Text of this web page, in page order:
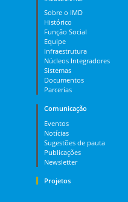
Sobre o IMD
Histórico
Função Social
Equipe
Infraestrutura
Núcleos Integradores
Sistemas
Documentos
Parcerias
Comunicação
Eventos
Notícias
Sugestões de pauta
Publicações
Newsletter
Projetos